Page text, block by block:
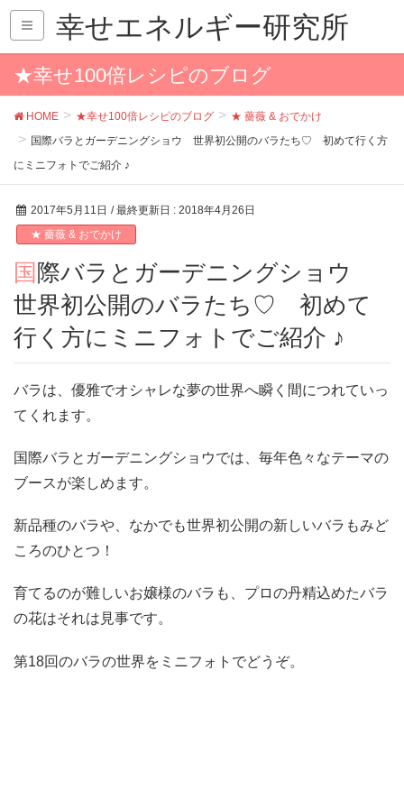
幸せエネルギー研究所
★幸せ100倍レシピのブログ
HOME ★幸せ100倍レシピのブログ
★ 薔薇 & おでかけ
国際バラとガーデニングショウ 世界初公開のバラたち♡ 初めて行く方
にミニフォトでご紹介 ♪
2017年5月11日 / 最終更新日 : 2018年4月26日
★ 薔薇 & おでかけ
国際バラとガーデニングショウ
世界初公開のバラたち♡ 初めて
行く方にミニフォトでご紹介 ♪
バラは、優雅でオシャレな夢の世界へ瞬く間につれていっ
てくれます。
国際バラとガーデニングショウでは、毎年色々なテーマの
ブースが楽しめます。
新品種のバラや、なかでも世界初公開の新しいバラもみど
ころのひとつ！
育てるのが難しいお嬢様のバラも、プロの丹精込めたバラ
の花はそれは見事です。
第18回のバラの世界をミニフォトでどうぞ。